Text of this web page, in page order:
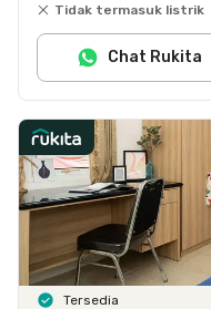
Tidak termasuk listrik
Chat Rukita
Tersedia